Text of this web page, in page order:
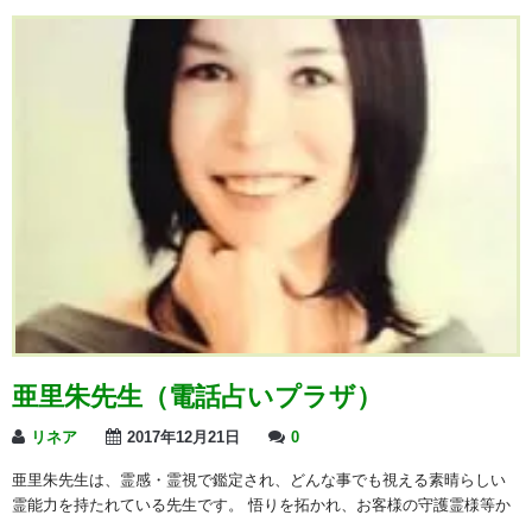
亜里朱先生（電話占いプラザ）
リネア 2017年12月21日 0
亜里朱先生は、霊感・霊視で鑑定され、どんな事でも視える素晴らしい
霊能力を持たれている先生です。 悟りを拓かれ、お客様の守護霊様等か